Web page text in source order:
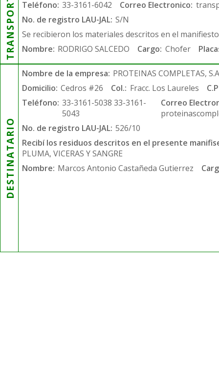
Teléfono: 33-3161-6042 Correo Electronico:
No. de registro LAU-JAL: S/N
Se recibieron los materiales descritos en el
Nombre: RODRIGO SALCEDO Cargo: Chofer
DESTINATARIO
Nombre de la empresa: PROTEINAS COMPLETAS,
Domicilio: Cedros #26 Col.: Fracc. Los Laureles
Teléfono: 33-3161-5038 33-3161-
5043
Correo
No. de registro LAU-JAL: 526/10
Recibí los residuos descritos en el presente
PLUMA, VICERAS Y SANGRE
Nombre: Marcos Antonio Castañeda Gutierrez